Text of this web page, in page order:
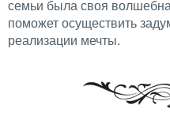
семьи была своя
поможет осуществить
реализации мечты.